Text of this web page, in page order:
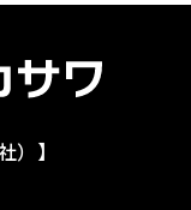
） 】